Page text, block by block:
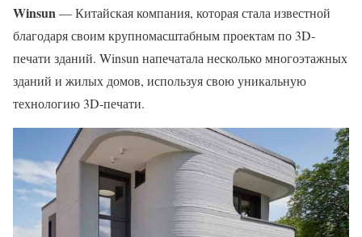
Winsun— Китайская компания, которая стала известной
благодаря своим крупномасштабным проектам по 3D-
печати зданий. Winsun напечатала несколько многоэтажных
зданий и жилых домов, используя свою уникальную
технологию 3D-печати.